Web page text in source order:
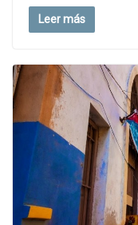
Leer más